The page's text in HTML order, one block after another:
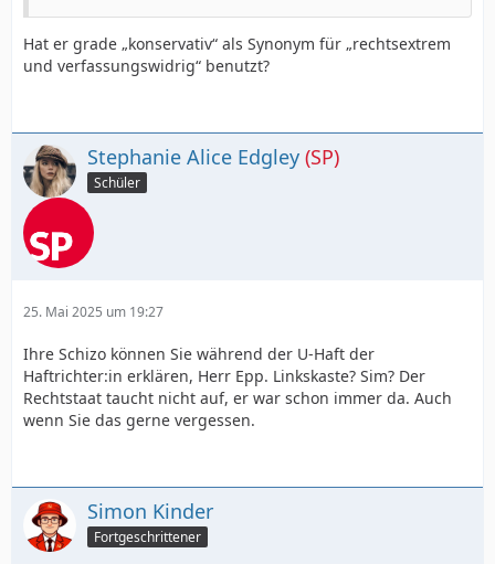
Hat er grade „konservativ“ als Synonym für „rechtsextrem
und verfassungswidrig“ benutzt?
Stephanie Alice Edgley (SP)
Schüler
25. Mai 2025 um 19:27
Ihre Schizo können Sie während der U-Haft der
Haftrichter:in erklären, Herr Epp. Linkskaste? Sim? Der
Rechtstaat taucht nicht auf, er war schon immer da. Auch
wenn Sie das gerne vergessen.
Simon Kinder
Fortgeschrittener